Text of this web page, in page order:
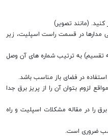
مدارها در قسمت راست اسپلیت، زیر
تقسیم) به ترتیب شماره های آن وصل
لزوم بتوان آن را از پریز برق جدا
را در مقاله مشکلات اسپلیت و راه